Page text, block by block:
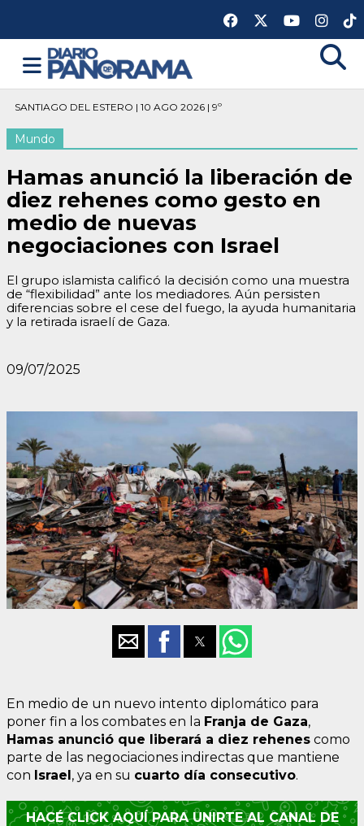
SANTIAGO DEL ESTERO | 10 AGO 2026 | 9º
Mundo
Hamas anunció la liberación de
diez rehenes como gesto en
medio de nuevas
negociaciones con Israel
El grupo islamista calificó la decisión como una muestra
de “flexibilidad” ante los mediadores. Aún persisten
diferencias sobre el cese del fuego, la ayuda humanitaria
y la retirada israelí de Gaza.
09/07/2025
En medio de un nuevo intento diplomático para
poner fin a los combates en la Franja de Gaza,
Hamas anunció que liberará a diez rehenes como
parte de las negociaciones indirectas que mantiene
con Israel, ya en su cuarto día consecutivo.
HACÉ CLICK AQUÍ PARA UNIRTE AL CANAL DE